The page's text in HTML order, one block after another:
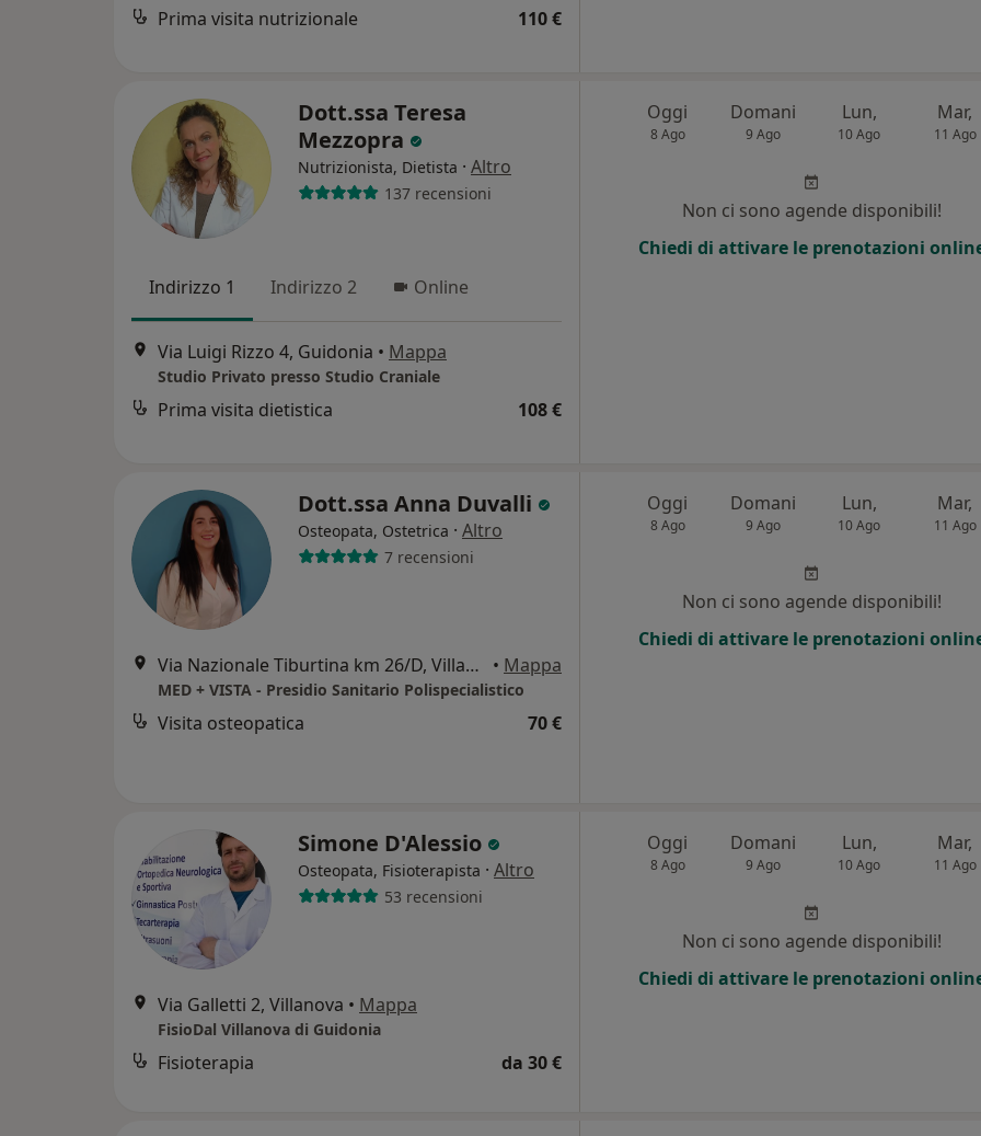
Prima visita nutrizionale 110 €
Dott.ssa Teresa
Mezzopra
Nutrizionista, Dietista · Altro
137 recensioni
Indirizzo 1 Indirizzo 2 Online
Via Luigi Rizzo 4, Guidonia • Mappa
Studio Privato presso Studio Craniale
Prima visita dietistica 108 €
Oggi
8 Ago
Domani
9 Ago
Lun,
10 Ago
Mar,
11 Ago
Non ci sono agende disponibili!
Chiedi di attivare le prenotazioni
Dott.ssa Anna Duvalli
Osteopata, Ostetrica · Altro
7 recensioni
Via Nazionale Tiburtina km 26/D, Villanova • Mappa
MED + VISTA - Presidio Sanitario Polispecialistico
Visita osteopatica 70 €
Oggi
8 Ago
Domani
9 Ago
Lun,
10 Ago
Mar,
11 Ago
Non ci sono agende disponibili!
Chiedi di attivare le prenotazioni
Simone D'Alessio
Osteopata, Fisioterapista · Altro
53 recensioni
Via Galletti 2, Villanova • Mappa
FisioDal Villanova di Guidonia
Fisioterapia da 30 €
Oggi
8 Ago
Domani
9 Ago
Lun,
10 Ago
Mar,
11 Ago
Non ci sono agende disponibili!
Chiedi di attivare le prenotazioni